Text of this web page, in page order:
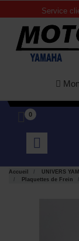
Service
0
Accueil UNIVERS
Plaquettes de Frein